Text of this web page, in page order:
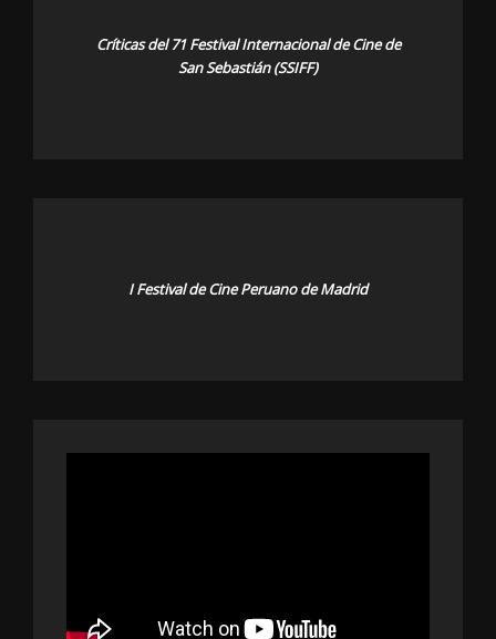
Críticas del 71 Festival Internacional de Cine de
San Sebastián (SSIFF)
I Festival de Cine Peruano de Madrid